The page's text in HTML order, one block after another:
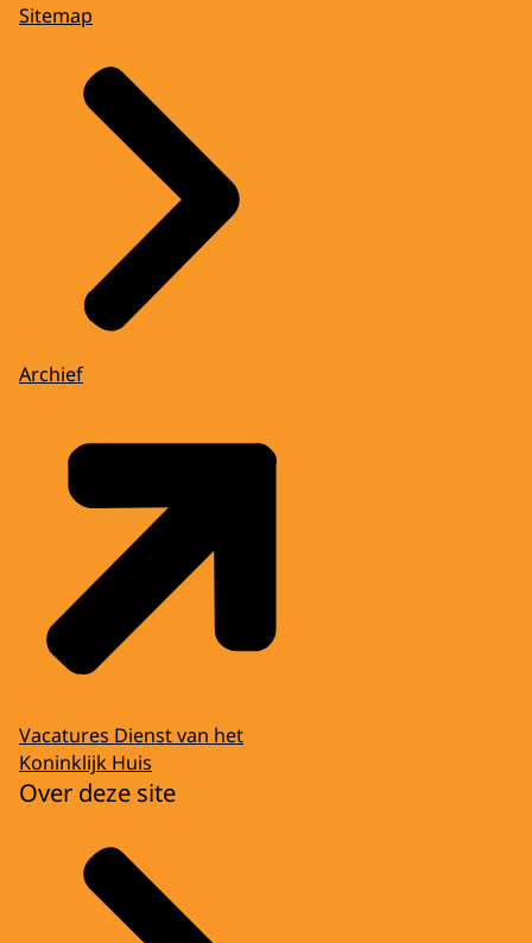
Sitemap
Archief
Vacatures Dienst van het
Koninklijk Huis
Over deze site